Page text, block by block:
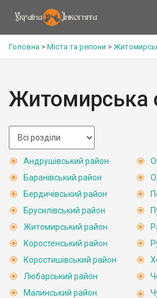
Головна > Міста та регіони >
Житомирська
Андрушівський район
Баранівський район
Бердичівський район
Брусилівський район
Житомирський район
Коростенський район
Коростишівський район
Любарський район
Малинський район